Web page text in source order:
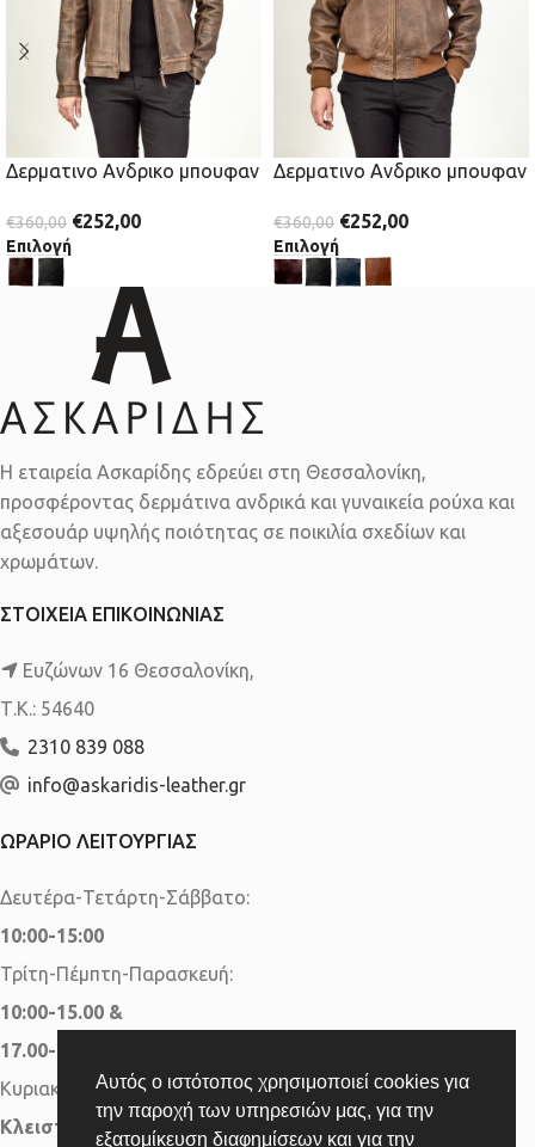
Αυτός ο ιστότοπος χρησιμοποιεί cookies για
την παροχή των υπηρεσιών μας, για την
εξατομίκευση διαφημίσεων και για την
Δερματινο Ανδρικο μπουφαν
€360,00 €252,00
Επιλογή
Δερματινο Ανδρικο μπουφαν
€360,00 €252,00
Επιλογή
Η εταιρεία Ασκαρίδης εδρεύει στη Θεσσαλονίκη,
προσφέροντας δερμάτινα ανδρικά και γυναικεία ρούχα και
αξεσουάρ υψηλής ποιότητας σε ποικιλία σχεδίων και
χρωμάτων.
ΣΤΟΙΧΕΙΑ ΕΠΙΚΟΙΝΩΝΙΑΣ
Ευζώνων 16 Θεσσαλονίκη,
Τ.Κ.: 54640
2310 839 088
info@askaridis-leather.gr
ΩΡΑΡΙΟ ΛΕΙΤΟΥΡΓΙΑΣ
Δευτέρα-Τετάρτη-Σάββατο:
10:00-15:00
Τρίτη-Πέμπτη-Παρασκευή:
10:00-15.00 &
17.00-20.00
Κυριακή:
Κλειστά